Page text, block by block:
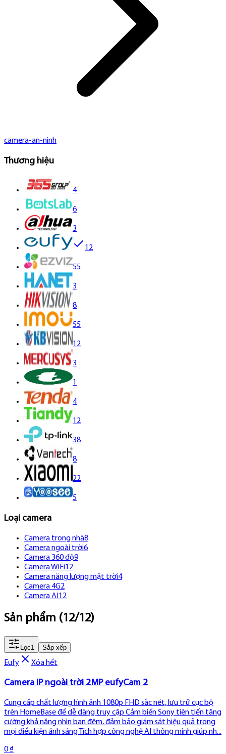
camera-an-ninh
Thương hiệu
4
6
3
12
55
3
8
55
12
3
1
4
12
38
8
22
5
Loại camera
Camera trong nhà8
Camera ngoài trời6
Camera 360 độ9
Camera WiFi12
Camera năng lượng mặt trời4
Camera 4G2
Camera AI 12
Sản phẩm (12/12)
Lọc1 Sắp xếp
Eufy Xóa hết
Camera IP ngoài trời 2MP eufyCam 2
Cung cấp chất lượng hình ảnh 1080p FHD sắc nét, lưu trữ cục bộ
trên HomeBase để dễ dàng truy cập Cảm biến Sony tiên tiến tăng
cường khả năng nhìn ban đêm, đảm bảo giám sát hiệu quả trong
mọi điều kiện ánh sáng Tích hợp công nghệ AI thông minh giúp nh...
0 ₫